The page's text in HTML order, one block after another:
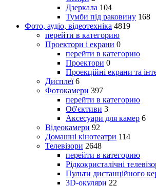
Дзеркала 104
Тумби під раковину 168
Фото, аудіо, відеотехніка 4819
перейти в категорию
Проектори і екрани 0
перейти в категорию
Проектори 0
Проекційні екрани та
Дисплеї 6
Фотокамери 397
перейти в категорию
Об'єктиви 3
Аксесуари для камер 6
Відеокамери 92
Домашні кінотеатри 114
Телевізори 2648
перейти в категорию
Рідкокристалічні
Пульти дистанційного
3D-окуляри 22